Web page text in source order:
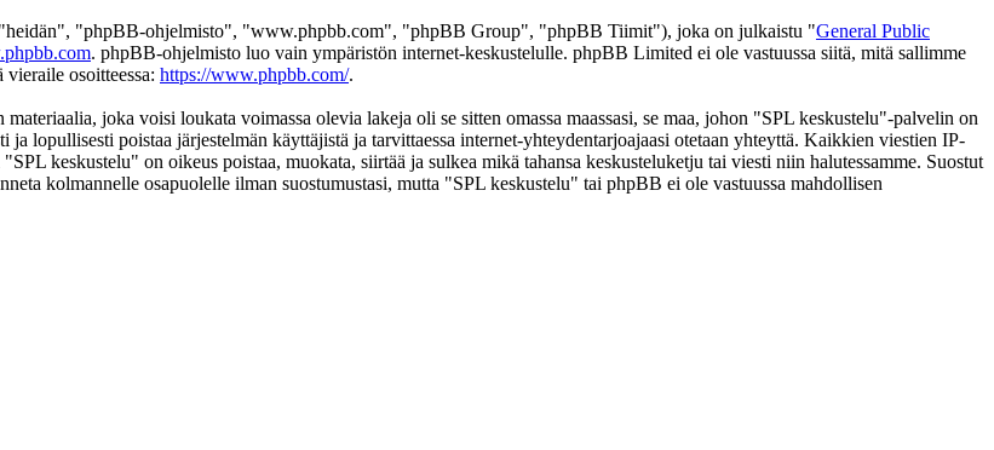
"phpBB-ohjelmisto", "www.phpbb.com", "phpBB Group", "phpBB Tiimit"), joka on julkaistu "General Public
. phpBB-ohjelmisto luo vain ympäristön internet-keskustelulle. phpBB Limited ei ole vastuussa siitä, mitä sallimme
osoitteessa: https://www.phpbb.com/.
joka voisi loukata voimassa olevia lakeja oli se sitten omassa maassasi, se maa, johon "SPL keskustelu"-palvelin on
lopullisesti poistaa järjestelmän käyttäjistä ja tarvittaessa internet-yhteydentarjoajaasi otetaan yhteyttä. Kaikkien viestien IP-
keskustelu" on oikeus poistaa, muokata, siirtää ja sulkea mikä tahansa keskusteluketju tai viesti niin halutessamme. Suostut
kolmannelle osapuolelle ilman suostumustasi, mutta "SPL keskustelu" tai phpBB ei ole vastuussa mahdollisen